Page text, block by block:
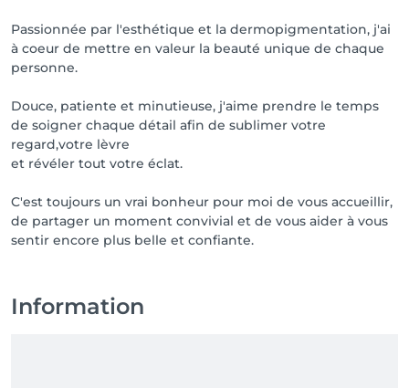
Passionnée par l'esthétique et la dermopigmentation, j'ai
à coeur de mettre en valeur la beauté unique de chaque
personne.
Douce, patiente et minutieuse, j'aime prendre le temps
de soigner chaque détail afin de sublimer votre
regard,votre lèvre
et révéler tout votre éclat.
C'est toujours un vrai bonheur pour moi de vous accueillir,
de partager un moment convivial et de vous aider à vous
sentir encore plus belle et confiante.
Information